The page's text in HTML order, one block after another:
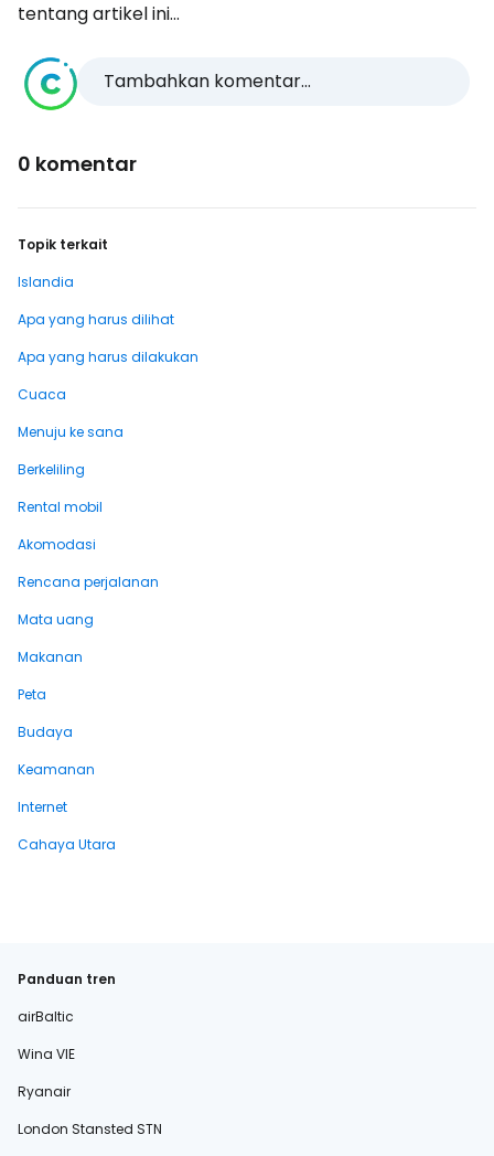
tentang artikel ini...
Tambahkan komentar...
0 komentar
Topik terkait
Islandia
Apa yang harus dilihat
Apa yang harus dilakukan
Cuaca
Menuju ke sana
Berkeliling
Rental mobil
Akomodasi
Rencana perjalanan
Mata uang
Makanan
Peta
Budaya
Keamanan
Internet
Cahaya Utara
Panduan tren
airBaltic
Wina VIE
Ryanair
London Stansted STN